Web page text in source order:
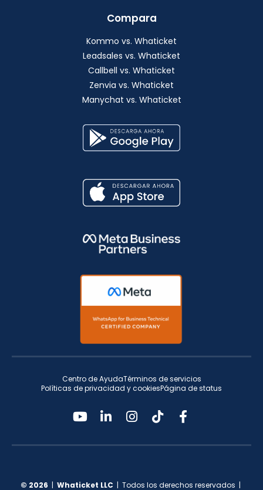
Compara
Kommo vs. Whaticket
Leadsales vs. Whaticket
Callbell vs. Whaticket
Zenvia vs. Whaticket
Manychat vs. Whaticket
Centro de AyudaTérminos de servicios
Políticas de privacidad y cookiesPágina de status
© 2026 | Whaticket LLC | Todos los derechos reservados |